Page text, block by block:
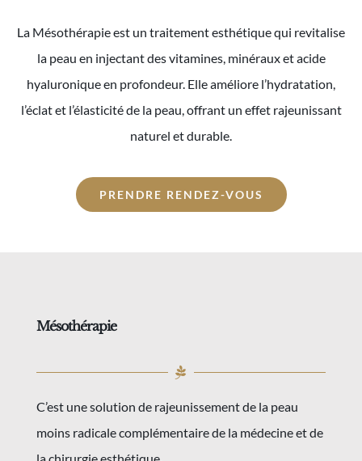
La Mésothérapie est un traitement esthétique qui revitalise
la peau en injectant des vitamines, minéraux et acide
hyaluronique en profondeur. Elle améliore l’hydratation,
l’éclat et l’élasticité de la peau, offrant un effet rajeunissant
naturel et durable.
PRENDRE RENDEZ-VOUS
Mésothérapie
C’est une solution de rajeunissement de la peau
moins radicale complémentaire de la médecine et de
la chirurgie esthétique.